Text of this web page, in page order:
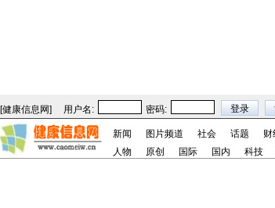
[健康信息网] 用户名: 密码:
新闻 图片频道 社会 话题 财
人物
原创 国际 国内 科技